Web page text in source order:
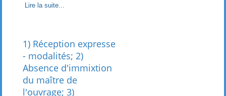
Lire la suite...
1) Réception expresse
- modalités; 2)
Absence d'immixtion
du maître de
l'ouvrage; 3)